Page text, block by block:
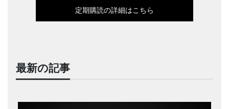
定期購読の詳細はこちら
最新の記事